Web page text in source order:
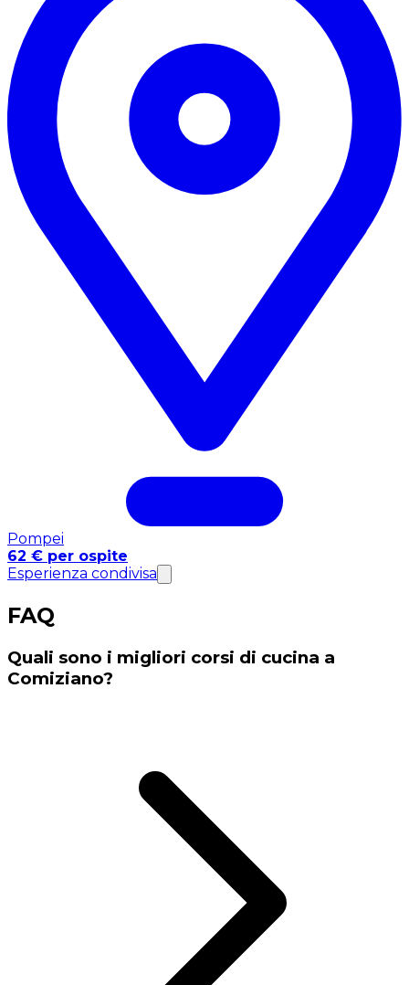
Pompei
62 € per ospite
Esperienza condivisa
FAQ
Quali sono i migliori corsi di cucina a
Comiziano?